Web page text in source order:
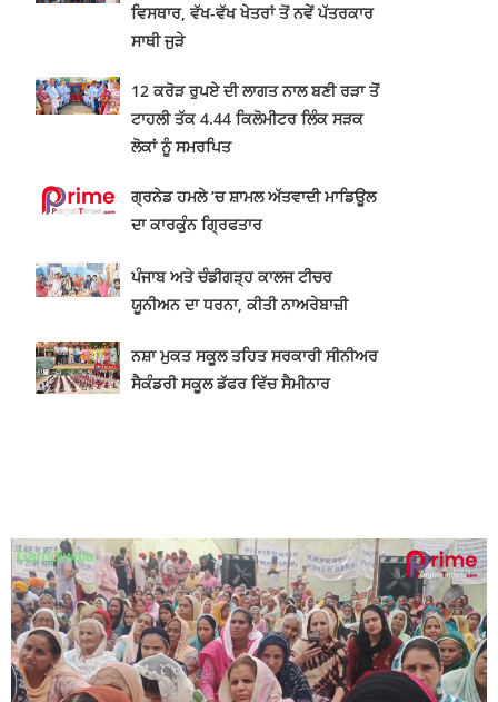
ਵਿਸਥਾਰ, ਵੱਖ-ਵੱਖ ਖੇਤਰਾਂ ਤੋਂ ਨਵੇਂ ਪੱਤਰਕਾਰ
ਸਾਥੀ ਜੁੜੇ
12 ਕਰੋੜ ਰੁਪਏ ਦੀ ਲਾਗਤ ਨਾਲ ਬਣੀ ਰੜਾ ਤੋਂ
ਟਾਹਲੀ ਤੱਕ 4.44 ਕਿਲੋਮੀਟਰ ਲਿੰਕ ਸੜਕ
ਲੋਕਾਂ ਨੂੰ ਸਮਰਪਿਤ
ਗ੍ਰਨੇਡ ਹਮਲੇ ’ਚ ਸ਼ਾਮਲ ਅੱਤਵਾਦੀ ਮਾਡਿਊਲ
ਦਾ ਕਾਰਕੁੰਨ ਗ੍ਰਿਫਤਾਰ
ਪੰਜਾਬ ਅਤੇ ਚੰਡੀਗੜ੍ਹ ਕਾਲਜ ਟੀਚਰ
ਯੂਨੀਅਨ ਦਾ ਧਰਨਾ, ਕੀਤੀ ਨਾਅਰੇਬਾਜ਼ੀ
ਨਸ਼ਾ ਮੁਕਤ ਸਕੂਲ ਤਹਿਤ ਸਰਕਾਰੀ ਸੀਨੀਅਰ
ਸੈਕੰਡਰੀ ਸਕੂਲ ਡੱਫਰ ਵਿੱਚ ਸੈਮੀਨਾਰ